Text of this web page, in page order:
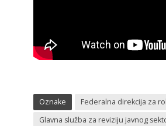
Oznake
Federalna direkcija za
Glavna služba za reviziju javnog